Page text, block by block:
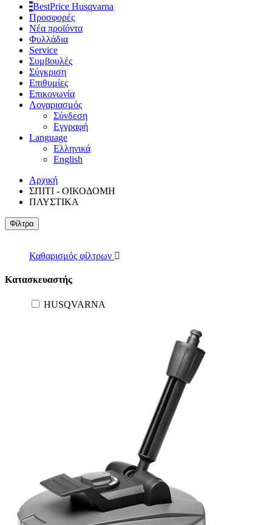
BestPrice Husqvarna
Προσφορές
Νέα προϊόντα
Φυλλάδια
Service
Συμβουλές
Σύγκριση
Επιθυμίες
Επικονωνία
Λογαριασμός
Σύνδεση
Εγγραφή
Language
Ελληνικά
English
Αρχική
ΣΠΙΤΙ - ΟΙΚΟΔΟΜΗ
ΠΛΥΣΤΙΚΑ
Φίλτρα
Καθαρισμός φίλτρων
Κατασκευαστής
HUSQVARNA